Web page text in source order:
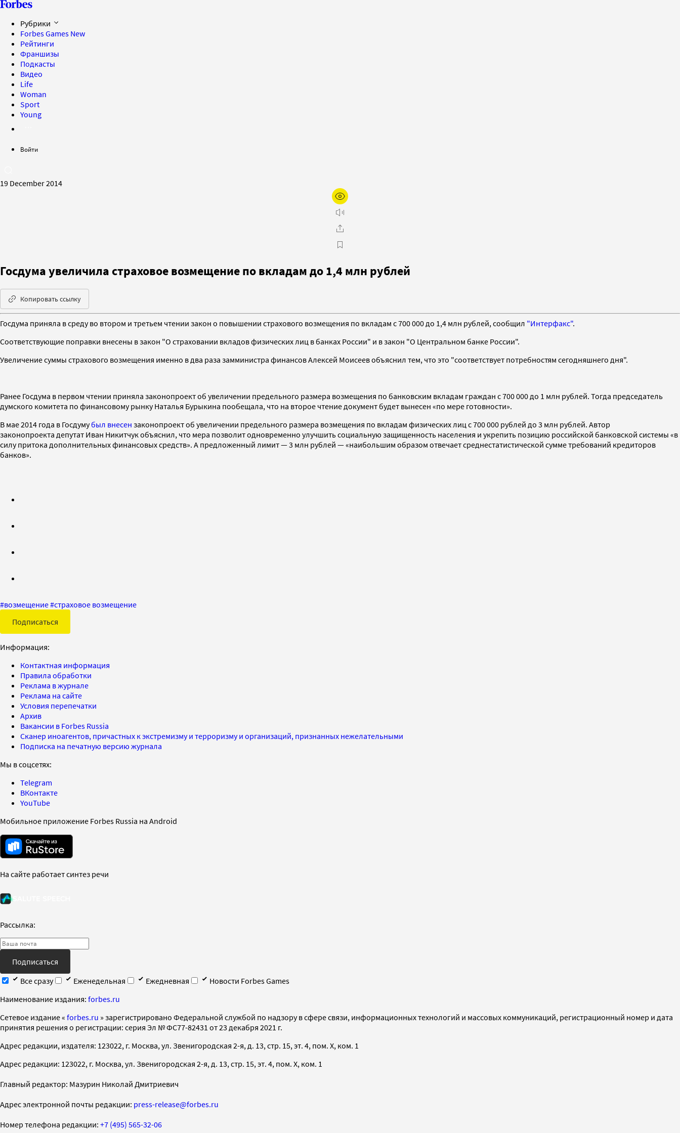
Рубрики
Forbes Games New
Рейтинги
Франшизы
Подкасты
Видео
Life
Woman
Sport
Young
Войти
19 December 2014
Госдума увеличила страховое возмещение по вкладам до 1,4 млн рублей
Копировать ссылку
Госдума приняла в среду во втором и третьем чтении закон о повышении страхового возмещения по вкладам с 700 000 до 1,4 млн рублей, сообщил "Интерфакс".
Соответствующие поправки внесены в закон "О страховании вкладов физических лиц в банках России" и в закон "О Центральном банке России".
Увеличение суммы страхового возмещения именно в два раза замминистра финансов Алексей Моисеев объяснил тем, что это "соответствует потребностям сегодняшнего дня".
Ранее Госдума в первом чтении приняла законопроект об увеличении предельного размера возмещения по банковским вкладам граждан с 700 000 до 1 млн рублей. Тогда председатель
думского комитета по финансовому рынку Наталья Бурыкина пообещала, что на второе чтение документ будет вынесен «по мере готовности».
В мае 2014 года в Госдумубыл внесен законопроект об увеличении предельного размера возмещения по вкладам физических лиц с 700 000 рублей до 3 млн рублей. Автор
законопроекта депутат Иван Никитчук объяснил, что мера позволит одновременно улучшить социальную защищенность населения и укрепить позицию российской банковской системы «в
силу притока дополнительных финансовых средств». А предложенный лимит — 3 млн рублей — «наибольшим образом отвечает среднестатистической сумме требований кредиторов
банков».
#возмещение#страховое возмещение
Подписаться
Информация:
Контактная информация
Правила обработки
Реклама в журнале
Реклама на сайте
Условия перепечатки
Архив
Вакансии в Forbes Russia
Сканер иноагентов, причастных к экстремизму и терроризму и организаций, признанных нежелательными
Подписка на печатную версию журнала
Мы в соцсетях:
Telegram
ВКонтакте
YouTube
Мобильное приложение Forbes Russia на Android
На сайте работает синтез речи
Рассылка:
Подписаться
Все сразу
Еженедельная Ежедневная
Новости Forbes Games
Наименование издания: forbes.ru
Cетевое издание « forbes.ru » зарегистрировано Федеральной службой по надзору в сфере связи, информационных технологий и массовых коммуникаций, регистрационный номер и дата
принятия решения о регистрации: серия Эл № ФС77-82431 от 23 декабря 2021 г.
Адрес редакции, издателя: 123022, г. Москва, ул. Звенигородская 2-я, д. 13, стр. 15, эт. 4, пом. X, ком. 1
Адрес редакции: 123022, г. Москва, ул. Звенигородская 2-я, д. 13, стр. 15, эт. 4, пом. X, ком. 1
Главный редактор: Мазурин Николай Дмитриевич
Адрес электронной почты редакции: press-release@forbes.ru
Номер телефона редакции: +7 (495) 565-32-06